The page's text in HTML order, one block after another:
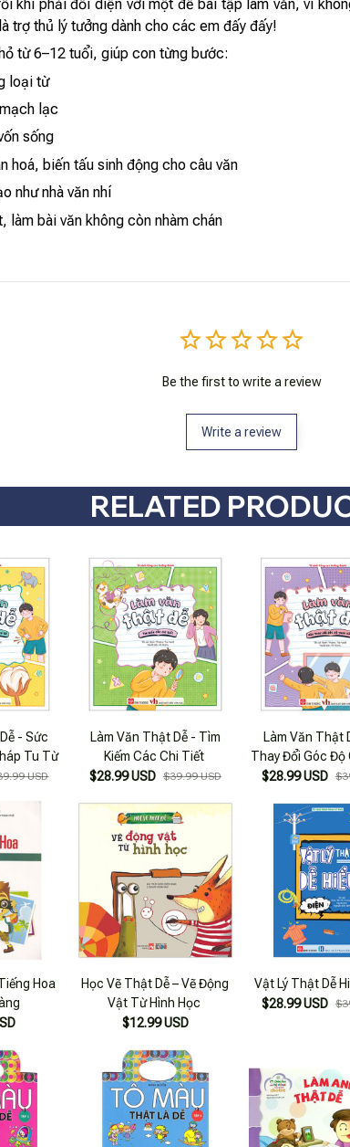
khi phải đối diện với một đề bài tập làm văn, vì
trợ thủ lý tưởng dành cho các em đấy đấy!
từ 6–12 tuổi, giúp con từng bước:
loại từ
lạc
sống
hoá, biến tấu sinh động cho câu văn
như nhà văn nhí
làm bài văn không còn nhàm chán
Be the first to write a review
Write a review
RELATED
- Sức
Tu Từ
USD
Làm Văn Thật Dễ - Tìm
Kiếm Các Chi Tiết
$28.99 USD $39.99 USD
Làm Văn Thật
Thay Đổi Góc Độ
$28.99 USD
Hoa
Học Vẽ Thật Dễ – Vẽ Động
Vật Từ Hình Học
$12.99 USD
Vật Lý Thật Dễ
$28.99 USD